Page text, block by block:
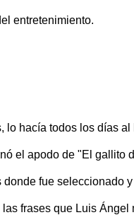
entretenimiento.
lo hacía todos los días
el apodo de "El gallito
fue seleccionado
frases que Luis